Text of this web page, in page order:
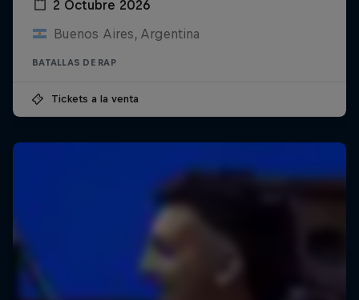
2 Octubre 2026
Buenos Aires, Argentina
BATALLAS DE RAP
Tickets a la venta